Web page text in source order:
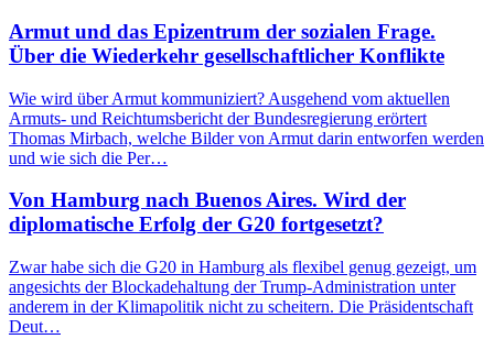
Armut und das Epizentrum der sozialen Frage.
Über die Wiederkehr gesellschaftlicher Konflikte
Wie wird über Armut kommuniziert? Ausgehend vom aktuellen
Armuts- und Reichtumsbericht der Bundesregierung erörtert
Thomas Mirbach, welche Bilder von Armut darin entworfen werden
und wie sich die Per…
Von Hamburg nach Buenos Aires. Wird der
diplomatische Erfolg der G20 fortgesetzt?
Zwar habe sich die G20 in Hamburg als flexibel genug gezeigt, um
angesichts der Blockadehaltung der Trump-Administration unter
anderem in der Klimapolitik nicht zu scheitern. Die Präsidentschaft
Deut…